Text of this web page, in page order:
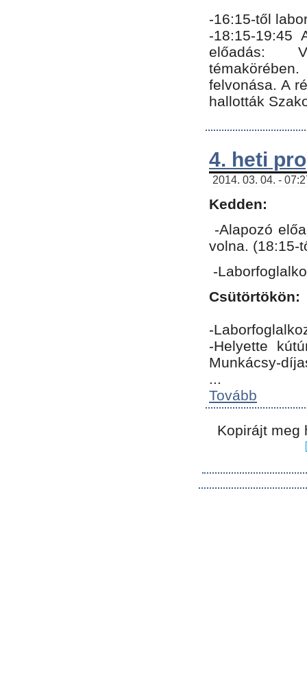
-16:15-től
-18:15-19:45
előadás:
felvonása. A
hallották
4. heti
2014. 03. 04. -
Kedden:
-Alapozó
volna. (18:15-
-
Csütörtökön:
-
-Helyette
Munkácsy-
...
Tovább
Kopirájt meg